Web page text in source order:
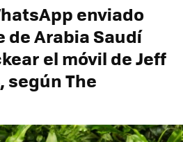
enviado
Arabia Saudí
el móvil de Jeff
según The